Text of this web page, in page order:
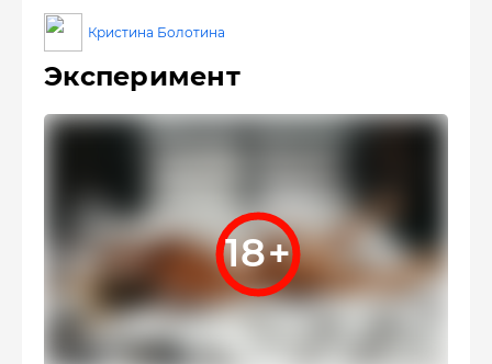
Кристина Болотина
Эксперимент